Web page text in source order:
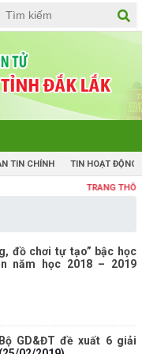
TIN CHÍNH TIN HOẠT ĐỘNG
TRANG THÔNG TIN
đồ chơi tự tạo” bậc học
năm học 2018 – 2019
GD&ĐT đề xuất 6 giải